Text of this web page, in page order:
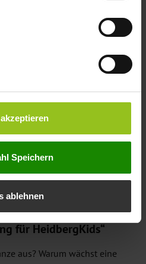
Speichern
ablehnen
Natur erleben lassen.
für HeidbergKids“
aus? Warum wächst eine